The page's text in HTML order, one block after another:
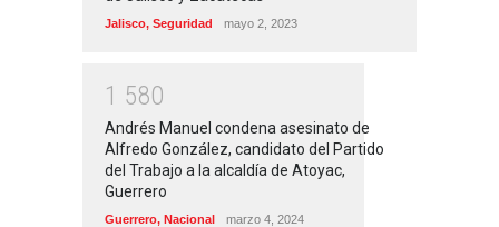
Jalisco, Seguridad mayo 2, 2023
1 580
Andrés Manuel condena asesinato de
Alfredo González, candidato del Partido
del Trabajo a la alcaldía de Atoyac,
Guerrero
Guerrero, Nacional marzo 4, 2024